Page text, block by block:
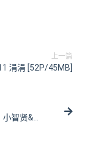
上一篇
涓涓 [52P/45MB]
智贤&凉